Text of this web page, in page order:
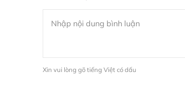
Xin vui lòng gõ tiếng Việt có dấu